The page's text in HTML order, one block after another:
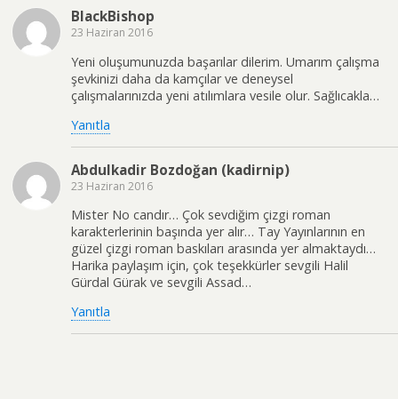
BlackBishop
23 Haziran 2016
Yeni oluşumunuzda başarılar dilerim. Umarım çalışma
şevkinizi daha da kamçılar ve deneysel
çalışmalarınızda yeni atılımlara vesile olur. Sağlıcakla…
Yanıtla
Abdulkadir Bozdoğan (kadirnip)
23 Haziran 2016
Mister No candır… Çok sevdiğim çizgi roman
karakterlerinin başında yer alır… Tay Yayınlarının en
güzel çizgi roman baskıları arasında yer almaktaydı…
Harika paylaşım için, çok teşekkürler sevgili Halil
Gürdal Gürak ve sevgili Assad…
Yanıtla